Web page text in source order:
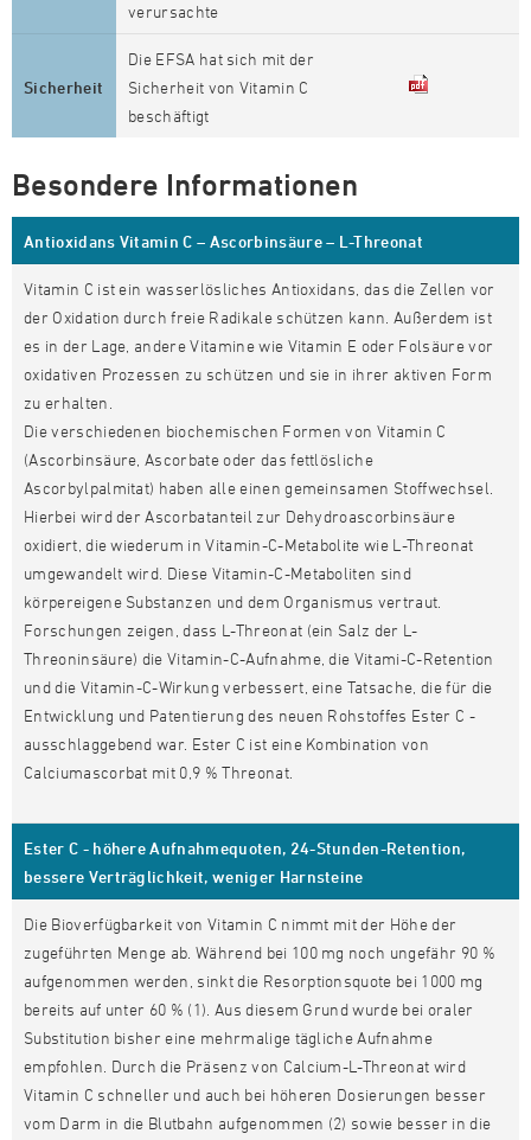
verursachte
Sicherheit
Die EFSA hat sich mit der
Sicherheit von Vitamin C
beschäftigt
Besondere Informationen
Antioxidans Vitamin C – Ascorbinsäure – L-Threonat
Vitamin C ist ein wasserlösliches Antioxidans, das die Zellen vor
der Oxidation durch freie Radikale schützen kann. Außerdem ist
es in der Lage, andere Vitamine wie Vitamin E oder Folsäure vor
oxidativen Prozessen zu schützen und sie in ihrer aktiven Form
zu erhalten.
Die verschiedenen biochemischen Formen von Vitamin C
(Ascorbinsäure, Ascorbate oder das fettlösliche
Ascorbylpalmitat) haben alle einen gemeinsamen Stoffwechsel.
Hierbei wird der Ascorbatanteil zur Dehydroascorbinsäure
oxidiert, die wiederum in Vitamin-C-Metabolite wie L-Threonat
umgewandelt wird. Diese Vitamin-C-Metaboliten sind
körpereigene Substanzen und dem Organismus vertraut.
Forschungen zeigen, dass L-Threonat (ein Salz der L-
Threoninsäure) die Vitamin-C-Aufnahme, die Vitami-C-Retention
und die Vitamin-C-Wirkung verbessert, eine Tatsache, die für die
Entwicklung und Patentierung des neuen Rohstoffes Ester C -
ausschlaggebend war. Ester C ist eine Kombination von
Calciumascorbat mit 0,9 % Threonat.
Ester C - höhere Aufnahmequoten, 24-Stunden-Retention,
bessere Verträglichkeit, weniger Harnsteine
Die Bioverfügbarkeit von Vitamin C nimmt mit der Höhe der
zugeführten Menge ab. Während bei 100 mg noch ungefähr 90 %
aufgenommen werden, sinkt die Resorptionsquote bei 1000 mg
bereits auf unter 60 % (1). Aus diesem Grund wurde bei oraler
Substitution bisher eine mehrmalige tägliche Aufnahme
empfohlen. Durch die Präsenz von Calcium-L-Threonat wird
Vitamin C schneller und auch bei höheren Dosierungen besser
vom Darm in die Blutbahn aufgenommen (2) sowie besser in die